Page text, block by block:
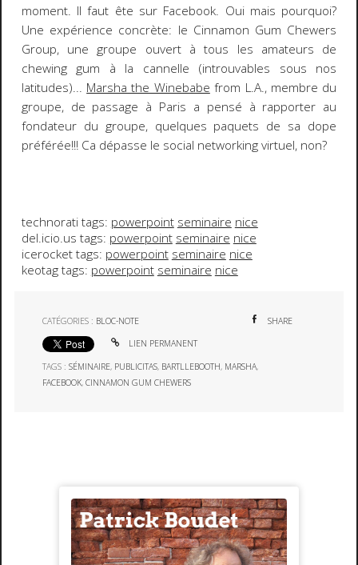
moment. Il faut ête sur Facebook. Oui mais pourquoi?
Une expérience concrète: le Cinnamon Gum Chewers
Group, une groupe ouvert à tous les amateurs de
chewing gum à la cannelle (introuvables sous nos
latitudes)... Marsha the Winebabe from L.A., membre du
groupe, de passage à Paris a pensé à rapporter au
fondateur du groupe, quelques paquets de sa dope
préférée!!! Ca dépasse le social networking virtuel, non?
technorati tags: powerpoint seminaire nice
del.icio.us tags: powerpoint seminaire nice
icerocket tags: powerpoint seminaire nice
keotag tags: powerpoint seminaire nice
CATÉGORIES : BLOC-NOTE SHARE
LIEN PERMANENT
TAGS :SÉMINAIRE, PUBLICITAS, BARTLLEBOOTH, MARSHA,
FACEBOOK,CINNAMON GUM CHEWERS